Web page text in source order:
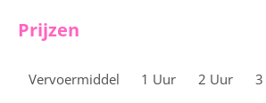
Prijzen
Vervoermiddel 1 Uur 2 Uur